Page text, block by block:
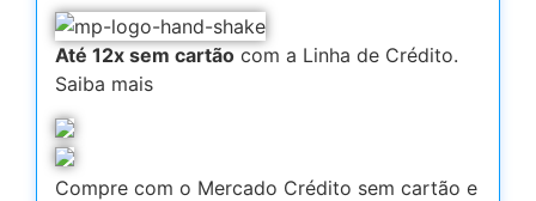
Até 12x sem cartão com a Linha de Crédito.
Saiba mais
Compre com o Mercado Crédito sem cartão e